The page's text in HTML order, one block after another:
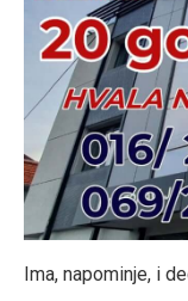
Ima, napominje, i